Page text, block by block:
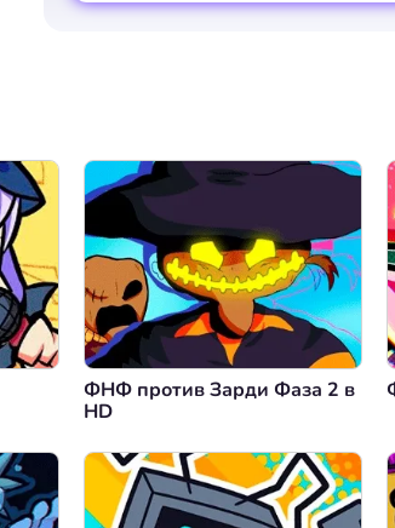
Отмена
ФНФ против Зарди Фаза 2 в
HD